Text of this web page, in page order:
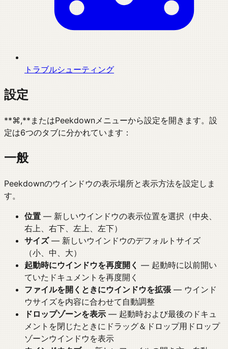
トラブルシューティング
設定
**⌘,**またはPeekdownメニューから設定を開きます。設
定は6つのタブに分かれています：
一般
Peekdownのウインドウの表示場所と表示方法を設定しま
す。
位置 — 新しいウインドウの表示位置を選択（中央、
右上、右下、左上、左下）
サイズ— 新しいウインドウのデフォルトサイズ
（小、中、大）
起動時にウインドウを再度開く — 起動時に以前開い
ていたドキュメントを再度開く
ファイルを開くときにウインドウを拡張 — ウインド
ウサイズを内容に合わせて自動調整
ドロップゾーンを表示 — 起動時および最後のドキュ
メントを閉じたときにドラッグ＆ドロップ用ドロップ
ゾーンウインドウを表示